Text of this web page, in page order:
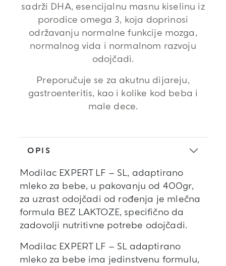
sadrži DHA, esencijalnu masnu kiselinu iz
porodice omega 3, koja doprinosi
održavanju normalne funkcije mozga,
normalnog vida i normalnom razvoju
odojčadi.
Preporučuje se za akutnu dijareju,
gastroenteritis, kao i kolike kod beba i
male dece.
OPIS
Modilac EXPERT LF – SL, adaptirano
mleko za bebe, u pakovanju od 400gr,
za uzrast odojčadi od rođenja je mlečna
formula BEZ LAKTOZE, specifično da
zadovolji nutritivne potrebe odojčadi.
Modilac EXPERT LF – SL adaptirano
mleko za bebe ima jedinstvenu formulu,